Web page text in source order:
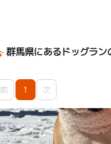
群馬県にあるドッグラン
前 1 次